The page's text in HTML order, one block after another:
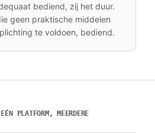
bediend, zij het duur.
geen praktische middelen
te voldoen, bediend.
PLATFORM, MEERDERE